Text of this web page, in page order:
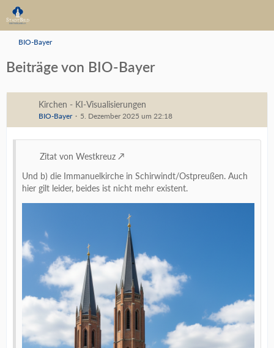
BIO-Bayer
Beiträge von BIO-Bayer
Kirchen - KI-Visualisierungen
BIO-Bayer 5. Dezember 2025 um 22:18
Zitat von Westkreuz
Und b) die Immanuelkirche in Schirwindt/Ostpreußen. Auch
hier gilt leider, beides ist nicht mehr existent.